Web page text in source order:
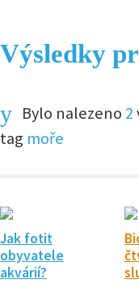
Výsledky
Bylo nalezeno 2
tag moře
Jak fotit
obyvatele
akvárií?